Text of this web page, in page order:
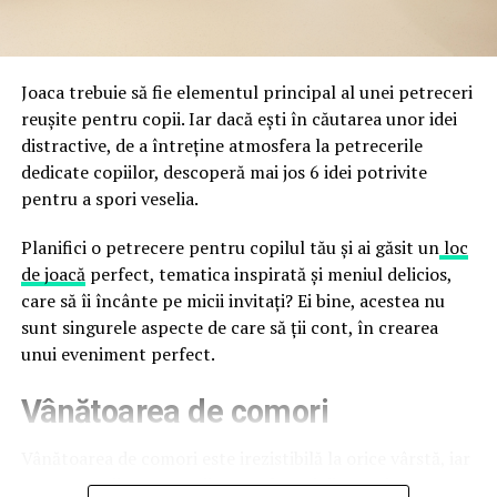
false până la tentative de furt al datelor personale și
financiare. Instituția recomandă verificarea atentă a
sursei mesajelor și raportarea incidentelor la numărul
unic 1911.
Campaniile identificate în ultimele săptămâni folosesc
false de streaming, coduri QR malițioase și mesaje care
promit bilete, rambursări, premii sau acces gratuit la
meciuri. FBI a emis în luna mai un avertisment privind
site-urile care clonează platforma oficială prin
modificări minore ale denumirii domeniului, precum
a colecta date personale și bancare.
de cercetătorii în securitate, ar opera peste 300 de
Joaca trebuie să fie elementul principal al unei petreceri
reușite pentru copii. Iar dacă ești în căutarea unor idei
distractive, de a întreține atmosfera la petrecerile
dedicate copiilor, descoperă mai jos 6 idei potrivite
pentru a spori veselia.
Planifici o petrecere pentru copilul tău și ai găsit unloc
de joacăperfect, tematica inspirată și meniul delicios,
care să îi încânte pe micii invitați? Ei bine, acestea nu
sunt singurele aspecte de care să ții cont, în crearea
unui eveniment perfect.
Vânătoarea de comori
pentru copii este una dintre cele mai distractive